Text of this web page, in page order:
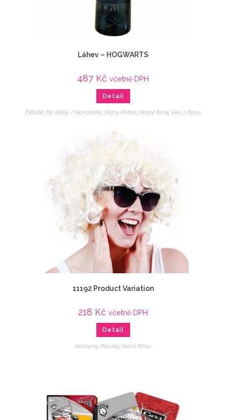
Láhev – HOGWARTS
487 Kč včetně DPH
Detail
Dětské Do školy / kanceláře Harry Potter, Hrané filmy, Veci z filmu
11192 Product Variation
218 Kč včetně DPH
Detail
Kostýmy, Paruky, Veci z filmu